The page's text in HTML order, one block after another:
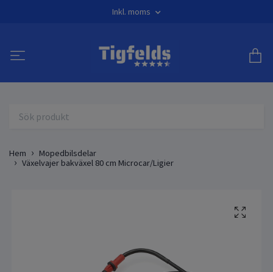
Inkl. moms
Hem
Mopedbilsdelar
Växelvajer bakväxel 80 cm Microcar/Ligier